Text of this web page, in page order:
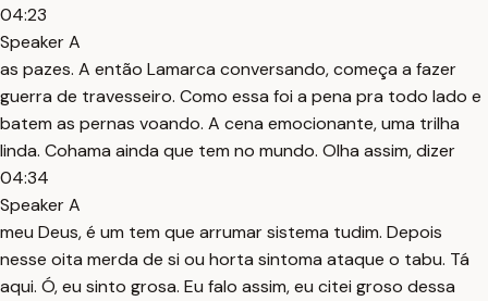
04:23
Speaker A
as pazes. A então Lamarca conversando, começa a fazer
guerra de travesseiro. Como essa foi a pena pra todo lado e
batem as pernas voando. A cena emocionante, uma trilha
linda. Cohama ainda que tem no mundo. Olha assim, dizer
04:34
Speaker A
meu Deus, é um tem que arrumar sistema tudim. Depois
nesse oita merda de si ou horta sintoma ataque o tabu. Tá
aqui. Ó, eu sinto grosa. Eu falo assim, eu citei groso dessa